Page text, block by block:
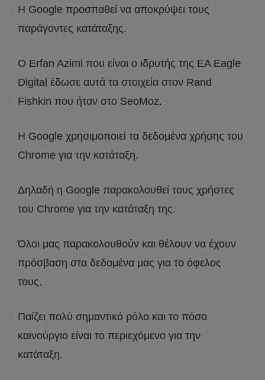
Η Google προσπαθεί να αποκρύψει τους
παράγοντες κατάταξης.
Ο Erfan Azimi που είναι ο ιδρυτής της EA Eagle
Digital έδωσε αυτά τα στοιχεία στον Rand
Fishkin που ήταν στο SeoMoz.
Η Google χρησιμοποιεί τα δεδομένα χρήσης του
Chrome για την κατάταξη.
Δηλαδή η Google παρακολουθεί τους χρήστες
του Chrome για την κατάταξη της.
Όλοι μας παρακολουθούν και θέλουν να έχουν
πρόσβαση στα δεδομένα μας για το όφελος
τους.
Παίζει πολύ σημαντικό ρόλο και το πόσο
καινούργιο είναι το περιεχόμενο για την
κατάταξη.